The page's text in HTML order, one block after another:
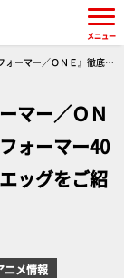
ォーマー／ＯＮＥ』徹底解
マー／ＯＮ
ォーマー40
ッグをご紹
ニメ情報
メニュー